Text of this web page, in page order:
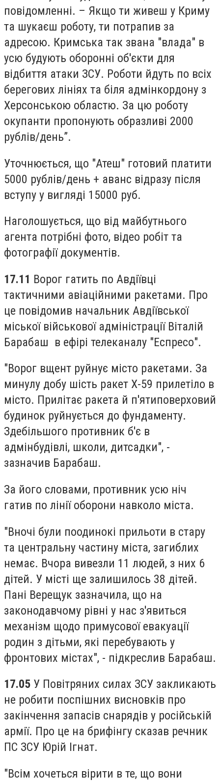
повідомленні. – Якщо ти живеш у Криму
та шукаєш роботу, ти потрапив за
адресою. Кримська так звана "влада" в
усю будують оборонні об'єкти для
відбиття атаки ЗСУ. Роботи йдуть по всіх
берегових лініях та біля адмінкордону з
Херсонською областю. За цю роботу
окупанти пропонують образливі 2000
рублів/день”.
Уточнюється, що "Атеш" готовий платити
5000 рублів/день + аванс відразу після
вступу у вигляді 15000 руб.
Наголошується, що від майбутнього
агента потрібні фото, відео робіт та
фотографії документів.
17.11 Ворог гатить по Авдіївці
тактичними авіаційними ракетами. Про
це повідомив начальник Авдіївської
міської військової адміністрації Віталій
Барабаш в ефірі телеканалу "Еспресо".
"Ворог вщент руйнує місто ракетами. За
минулу добу шість ракет Х-59 прилетіло в
місто. Прилітає ракета й п'ятиповерховий
будинок руйнується до фундаменту.
Здебільшого противник б'є в
адмінбудівлі, школи, дитсадки", -
зазначив Барабаш.
За його словами, противник усю ніч
гатив по лінії оборони навколо міста.
"Вночі були поодинокі прильоти в стару
та центральну частину міста, загиблих
немає. Вчора вивезли 11 людей, з них 6
дітей. У місті ще залишилось 38 дітей.
Пані Верещук зазначила, що на
законодавчому рівні у нас з'явиться
механізм щодо примусової евакуації
родин з дітьми, які перебувають у
фронтових містах", - підкреслив Барабаш.
17.05 У Повітряних силах ЗСУ закликають
не робити поспішних висновків про
закінчення запасів снарядів у російській
армії. Про це на брифінгу сказав речник
ПС ЗСУ Юрій Ігнат.
"Всім хочеться вірити в те, що вони